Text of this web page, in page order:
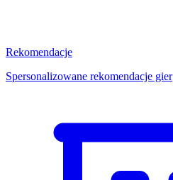
Rekomendacje
Spersonalizowane rekomendacje gier